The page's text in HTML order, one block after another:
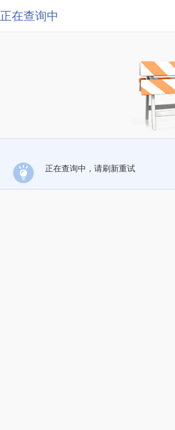
正在查询中
正在查询中，请刷新重试